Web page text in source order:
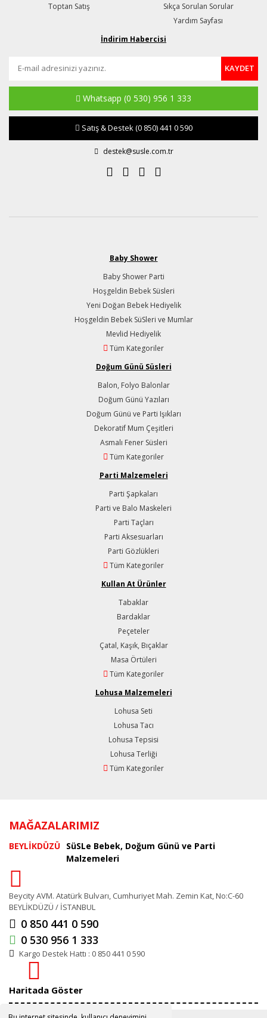
Toptan Satış
Sıkça Sorulan Sorular
Yardım Sayfası
İndirim Habercisi
KAYDET
Whatsapp (0 530) 956 1 333
Satış & Destek(0 850) 441 0 590
destek@susle.com.tr
Baby Shower
Baby Shower Parti
Hoşgeldin Bebek Süsleri
Yeni Doğan Bebek Hediyelik
Hoşgeldin Bebek SüSleri ve Mumlar
Mevlid Hediyelik
Tüm Kategoriler
Doğum Günü Süsleri
Balon, Folyo Balonlar
Doğum Günü Yazıları
Doğum Günü ve Parti Işıkları
Dekoratif Mum Çeşitleri
Asmalı Fener Süsleri
Tüm Kategoriler
Parti Malzemeleri
Parti Şapkaları
Parti ve Balo Maskeleri
Parti Taçları
Parti Aksesuarları
Parti Gözlükleri
Tüm Kategoriler
Kullan At Ürünler
Tabaklar
Bardaklar
Peçeteler
Çatal, Kaşık, Bıçaklar
Masa Örtüleri
Tüm Kategoriler
Lohusa Malzemeleri
Lohusa Seti
Lohusa Tacı
Lohusa Tepsisi
Lohusa Terliği
Tüm Kategoriler
MAĞAZALARIMIZ
BEYLİKDÜZÜ SüSLe Bebek, Doğum Günü ve Parti
Malzemeleri
Beycity AVM. Atatürk Bulvarı, Cumhuriyet Mah. Zemin Kat, No:C-60
BEYLİKDÜZÜ / İSTANBUL
0 850 441 0 590
0 530 956 1 333
Kargo Destek Hattı : 0 850 441 0 590
Haritada Göster